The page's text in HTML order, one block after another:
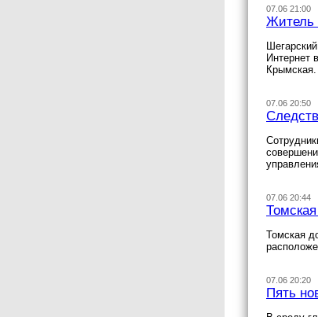
07.06 21:00
Житель
Интернет
Крымская.
07.06 20:50
07.06 20:44
Томская
07.06 20:20
Пять